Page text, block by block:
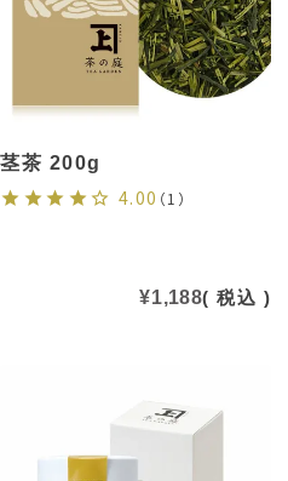
茎茶 200g
4.00 （1）
¥1,188 税込